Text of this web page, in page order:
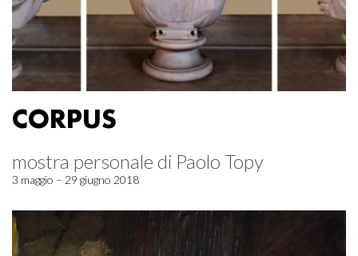
CORPUS
mostra personale di Paolo Topy
3 maggio – 29 giugno 2018